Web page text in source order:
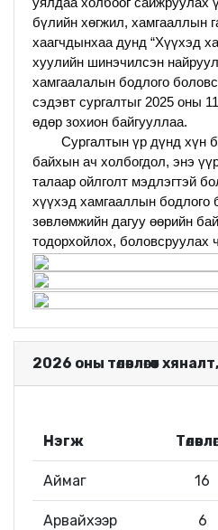
бүлийн хөгжил, хамгааллын
хаагчдынхаа дунд “Хүүхэд
хуулийн шинэчилсэн
хамгаалалын бодлого
сэдэвт сургалтыг 2025 оны
өдөр зохион байгууллаа.
Сургалтын үр дүнд хүн
байхын ач холбогдол, энэ
талаар ойлголт мэдлэгтэй
хүүхэд хамгааллын бодлого
зөвлөмжийн дагуу өөрийн
тодорхойлох, боловсруулах
2026 оны төлөвлөгөөт
Нэгж
Аймаг 16
Арвайхээр 6